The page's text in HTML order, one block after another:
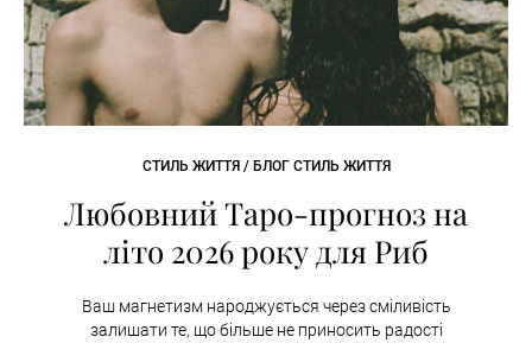
СТИЛЬ ЖИТТЯ / БЛОГ СТИЛЬ ЖИТТЯ
Любовний Таро-прогноз на
літо 2026 року для Риб
Ваш магнетизм народжується через сміливість
залишати те, що більше не приносить радості